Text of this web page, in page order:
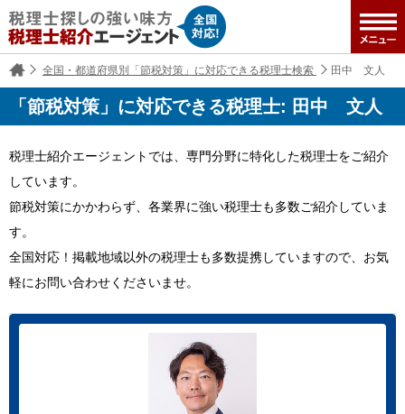
全国・都道府県別「節税対策」に対応できる税理士検索 田中 文人
「節税対策」に対応できる税理士: 田中 文人
税理士紹介エージェントでは、専門分野に特化した税理士をご紹介
しています。
節税対策にかかわらず、各業界に強い税理士も多数ご紹介していま
す。
全国対応！掲載地域以外の税理士も多数提携していますので、お気
軽にお問い合わせくださいませ。